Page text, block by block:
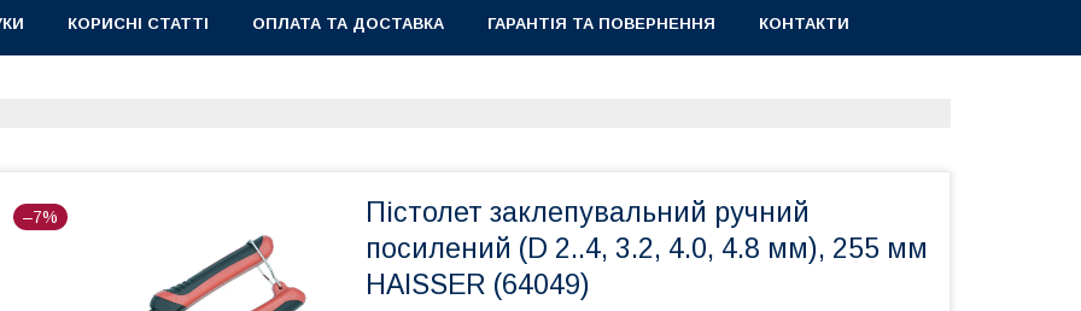
КОРИСНІ СТАТТІ ОПЛАТА ТА ДОСТАВКА ГАРАНТІЯ ТА ПОВЕРНЕННЯ КОНТАКТИ
–7%
Пістолет заклепувальний ручний
посилений (D 2..4, 3.2, 4.0, 4.8 мм), 255 мм
HAISSER (64049)